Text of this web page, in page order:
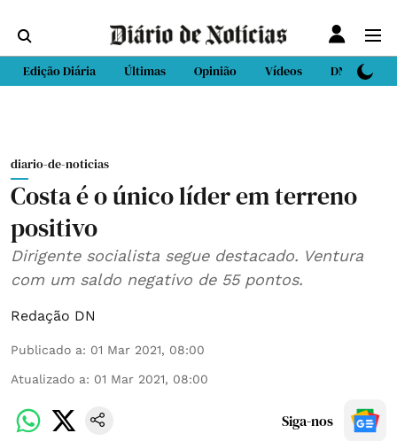
Edição Diária Últimas Opinião Vídeos DN Sport
diario-de-noticias
Costa é o único líder em terreno
positivo
Dirigente socialista segue destacado. Ventura
com um saldo negativo de 55 pontos.
Redação DN
Publicado a: 01 Mar 2021, 08:00
Atualizado a: 01 Mar 2021, 08:00
Siga-nos